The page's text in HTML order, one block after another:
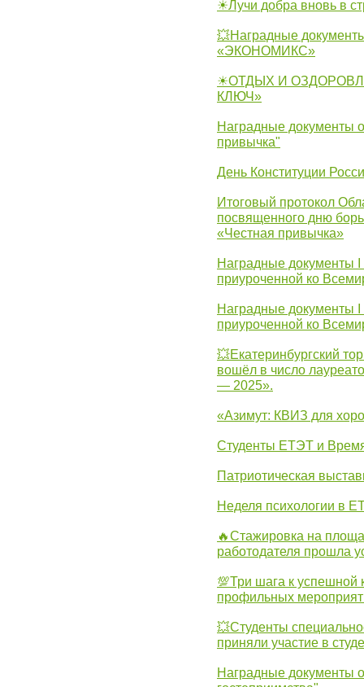
☀Лучи добра вновь в
💥Наградные
«ЭКОНОМИКС»
☀ОТДЫХ И
КЛЮЧ»
Наградные документы
привычка"
День Конституции
Итоговый протокол
посвященного дню
«Честная привычка»
Наградные документы
приуроченной ко
Наградные документы
приуроченной ко
💥Екатеринбургский
вошёл в число
— 2025».
«Азимут: КВИЗ для
Студенты ЕТЭТ и
Патриотическая
Неделя психологии в
🔥Стажировка на
работодателя прошла
💯Три шага к успешной
профильных
💥Студенты
приняли участие в
Наградные документы